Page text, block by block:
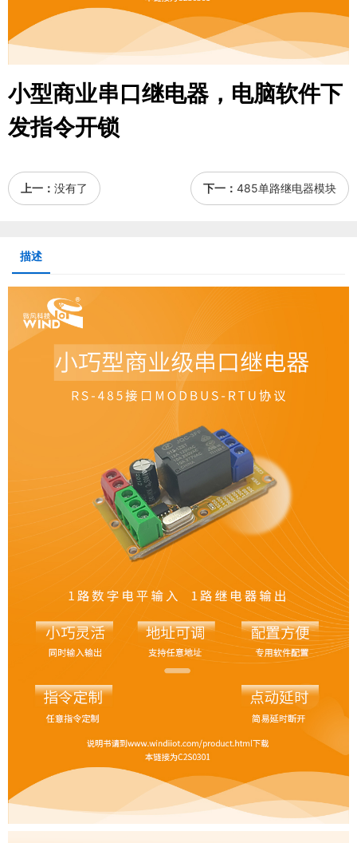
小型商业串口继电器，电脑软件下
发指令开锁
上一： 没有了 下一： 485单路继电器模块
描述